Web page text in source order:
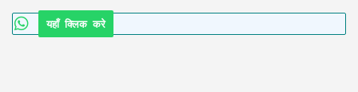
यहाँ क्लिक करे